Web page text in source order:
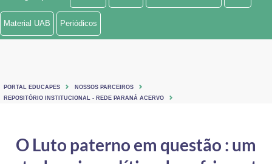
Ministério de Minas e Energia
Ministério do Turismo
Controladoria-Geral da União
Material UAB Periódicos
PORTAL EDUCAPES
NOSSOS PARCEIROS
REPOSITÓRIO INSTITUCIONAL - REDE PARANÁ ACERVO
O Luto paterno em questão : um